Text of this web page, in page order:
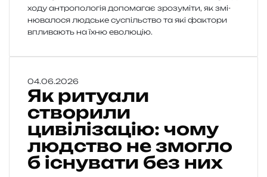
хо­ду антро­по­ло­гія допо­ма­гає зро­зу­мі­ти, як змі­
ню­ва­ло­ся люд­ське суспіль­ство та які факто­ри
впли­ва­ють на їхню еволюцію.
Я
к
р
и
т
у
а
л
04.06.2026
Як ритуали
створили
цивілізацію: чому
людство не змогло
б існувати без них